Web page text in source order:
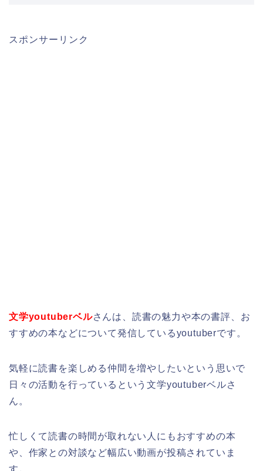
スポンサーリンク
文学youtuberベルさんは、読書の魅力や本の書評、お
すすめの本などについて発信しているyoutuberです。
気軽に読書を楽しめる仲間を増やしたいという思いで
日々の活動を行っているという文学youtuberベルさ
ん。
忙しくて読書の時間が取れない人にもおすすめの本
や、作家との対談など幅広い動画が投稿されていま